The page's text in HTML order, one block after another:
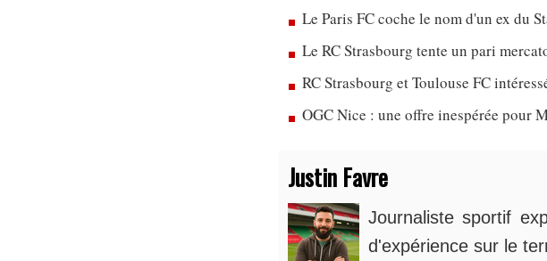
Le Paris FC coche le nom d'un ex du
Le RC Strasbourg tente un pari
RC Strasbourg et Toulouse FC
OGC Nice : une offre inespérée pour
Justin Favre
Journaliste sportif
d'expérience sur le